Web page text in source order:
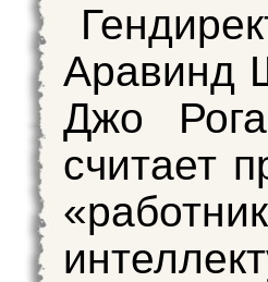
Аравинд
Джо
считает